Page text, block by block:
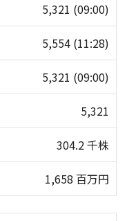
5,321 (09:00)
5,554 (11:28)
5,321 (09:00)
5,321
304.2 千株
1,658 百万円